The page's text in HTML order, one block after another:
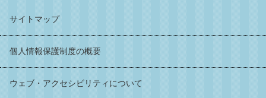
サイトマップ
個人情報保護制度の概要
ウェブ・アクセシビリティについて